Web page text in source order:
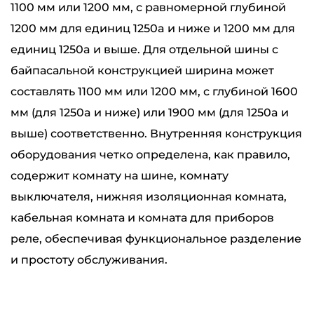
1100 мм или 1200 мм, с равномерной глубиной
1200 мм для единиц 1250a и ниже и 1200 мм для
единиц 1250a и выше. Для отдельной шины с
байпасальной конструкцией ширина может
составлять 1100 мм или 1200 мм, с глубиной 1600
мм (для 1250a и ниже) или 1900 мм (для 1250a и
выше) соответственно. Внутренняя конструкция
оборудования четко определена, как правило,
содержит комнату на шине, комнату
выключателя, нижняя изоляционная комната,
кабельная комната и комната для приборов
реле, обеспечивая функциональное разделение
и простоту обслуживания.